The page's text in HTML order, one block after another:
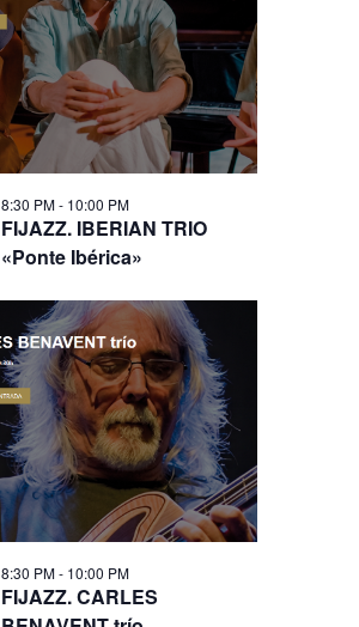
FIJAZZ. IBERIAN TRIO
«Ponte Ibérica»
8:30 PM- 10:00 PM
FIJAZZ. CARLES
8:30 PM- 10:00 PM